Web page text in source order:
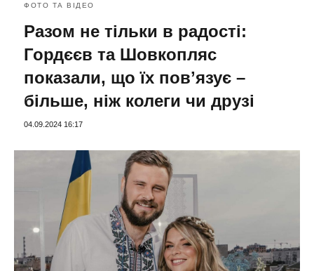
ФОТО ТА ВІДЕО
Разом не тільки в радості:
Гордєєв та Шовкопляс
показали, що їх повʼязує –
більше, ніж колеги чи друзі
04.09.2024 16:17